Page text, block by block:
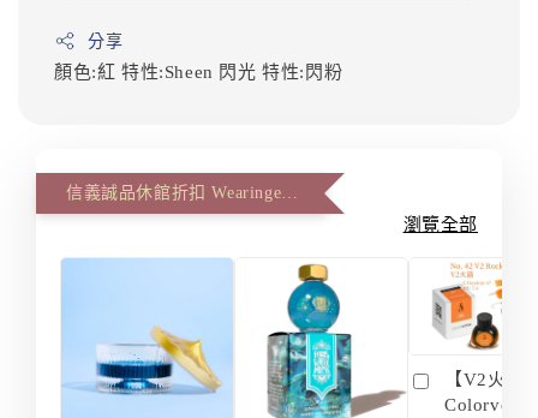
分享
顏色:紅 特性:Sheen 閃光特性:閃粉
瀏覽全部
【V2火箭
Colorverse